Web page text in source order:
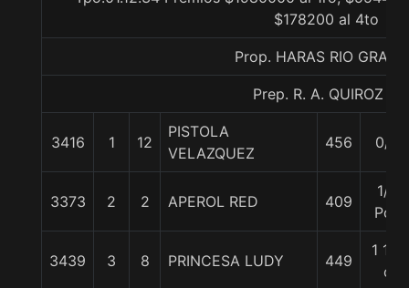
$178200 al 4to
Prop. HARAS RIO
Prep. R. A. QUIROZ S.
3416 1 12
PISTOLA
VELAZQUEZ
456 0/0
3373 2 2 APEROL RED 409
1/2
Pcz
3439 3 8 PRINCESA LUDY 449
1 1/2
c